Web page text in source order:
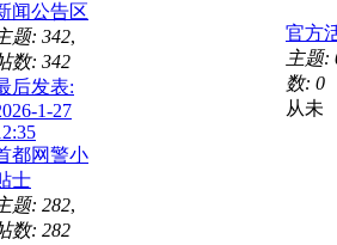
闻公告区
题: 342,
数: 342
后发表:
1-27
官方
主题:
数: 0
从未
都网警小
士
题: 282,
数: 282